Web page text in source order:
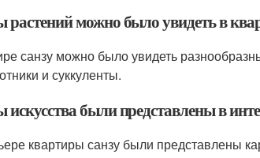
растений можно было увидеть в
санзу можно было увидеть
и суккуленты.
искусства были представлены в
квартиры санзу были представлены